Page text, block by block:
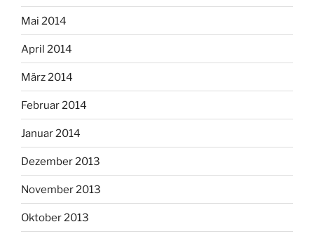
Mai 2014
April 2014
März 2014
Februar 2014
Januar 2014
Dezember 2013
November 2013
Oktober 2013